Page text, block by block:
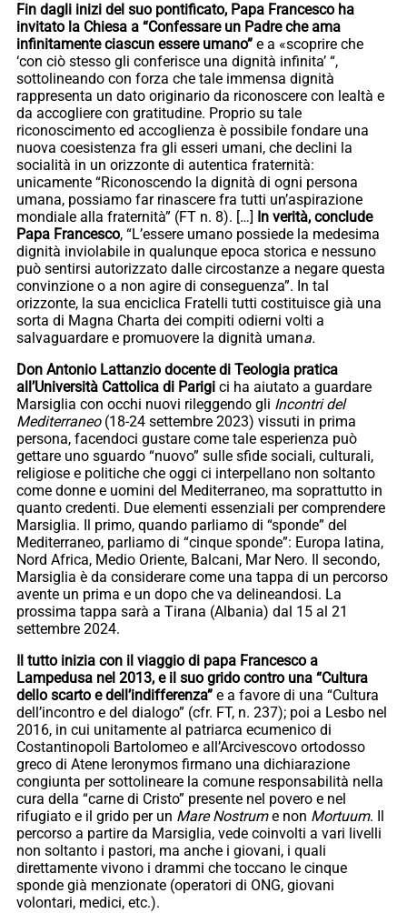
Fin dagli inizi del suo pontificato, Papa Francesco ha
invitato la Chiesa a “Confessare un Padre che ama
infinitamente ciascun essere umano” e a «scoprire che
‘con ciò stesso gli conferisce una dignità infinita’ “,
sottolineando con forza che tale immensa dignità
rappresenta un dato originario da riconoscere con lealtà e
da accogliere con gratitudine. Proprio su tale
riconoscimento ed accoglienza è possibile fondare una
nuova coesistenza fra gli esseri umani, che declini la
socialità in un orizzonte di autentica fraternità:
unicamente “Riconoscendo la dignità di ogni persona
umana, possiamo far rinascere fra tutti un’aspirazione
mondiale alla fraternità” (FT n. 8). […] In verità, conclude
Papa Francesco, “L’essere umano possiede la medesima
dignità inviolabile in qualunque epoca storica e nessuno
può sentirsi autorizzato dalle circostanze a negare questa
convinzione o a non agire di conseguenza”. In tal
orizzonte, la sua enciclica Fratelli tutti costituisce già una
sorta di Magna Charta dei compiti odierni volti a
salvaguardare e promuovere la dignità umana.
Don Antonio Lattanzio docente di Teologia pratica
all’Università Cattolica di Parigi ci ha aiutato a guardare
Marsiglia con occhi nuovi rileggendo gli Incontri del
Mediterraneo (18-24 settembre 2023) vissuti in prima
persona, facendoci gustare come tale esperienza può
gettare uno sguardo “nuovo” sulle sfide sociali, culturali,
religiose e politiche che oggi ci interpellano non soltanto
come donne e uomini del Mediterraneo, ma soprattutto in
quanto credenti. Due elementi essenziali per comprendere
Marsiglia. Il primo, quando parliamo di “sponde” del
Mediterraneo, parliamo di “cinque sponde”: Europa latina,
Nord Africa, Medio Oriente, Balcani, Mar Nero. Il secondo,
Marsiglia è da considerare come una tappa di un percorso
avente un prima e un dopo che va delineandosi. La
prossima tappa sarà a Tirana (Albania) dal 15 al 21
settembre 2024.
Il tutto inizia con il viaggio di papa Francesco a
Lampedusa nel 2013, e il suo grido contro una “Cultura
dello scarto e dell’indifferenza” e a favore di una “Cultura
dell’incontro e del dialogo” (cfr. FT, n. 237); poi a Lesbo nel
2016, in cui unitamente al patriarca ecumenico di
Costantinopoli Bartolomeo e all’Arcivescovo ortodosso
greco di Atene Ieronymos firmano una dichiarazione
congiunta per sottolineare la comune responsabilità nella
cura della “carne di Cristo” presente nel povero e nel
rifugiato e il grido per un Mare Nostrume non Mortuum. Il
percorso a partire da Marsiglia, vede coinvolti a vari livelli
non soltanto i pastori, ma anche i giovani, i quali
direttamente vivono i drammi che toccano le cinque
sponde già menzionate (operatori di ONG, giovani
volontari, medici, etc.).